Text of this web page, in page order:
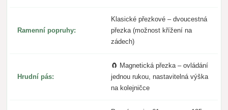
Ramenní popruhy:
Klasické přezkové – dvoucestná
přezka (možnost křížení na
zádech)
Hrudní pás:
🧲 Magnetická přezka – ovládání
jednou rukou, nastavitelná výška
na kolejničce